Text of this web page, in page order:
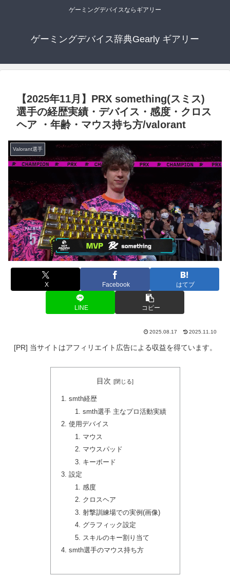
ゲーミングデバイスならギアリー
ゲーミングデバイス辞典Gearly ギアリー
【2025年11月】PRX something(スミス)
選手の経歴実績・デバイス・感度・クロス
ヘア ・年齢・マウス持ち方/valorant
Valorant選手
X Facebook はてブ
LINE コピー
2025.08.17 2025.11.10
[PR] 当サイトはアフィリエイト広告による収益を得ています。
目次
smth経歴
smth選手 主なプロ活動実績
使用デバイス
マウス
マウスパッド
キーボード
設定
感度
クロスヘア
射撃訓練場での実例(画像)
グラフィック設定
スキルのキー割り当て
smth選手のマウス持ち方